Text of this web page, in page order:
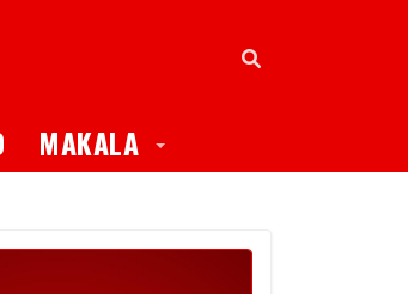
MAKALA Toggle Dropdown